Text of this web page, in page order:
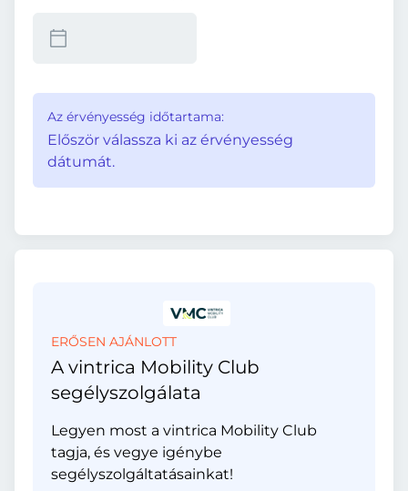
Az érvényesség időtartama:
Először válassza ki az érvényesség
dátumát.
ERŐSEN AJÁNLOTT
A vintrica Mobility Club
segélyszolgálata
Legyen most a vintrica Mobility Club
tagja, és vegye igénybe
segélyszolgáltatásainkat!